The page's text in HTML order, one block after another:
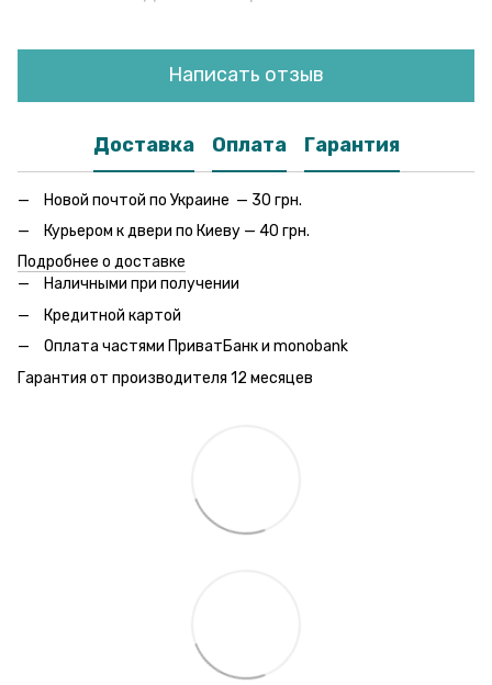
Написать отзыв
Доставка Оплата Гарантия
Новой почтой по Украине — 30 грн.
Курьером к двери по Киеву — 40 грн.
Подробнее о доставке
Наличными при получении
Кредитной картой
Оплата частями ПриватБанк и monobank
Гарантия от производителя 12 месяцев